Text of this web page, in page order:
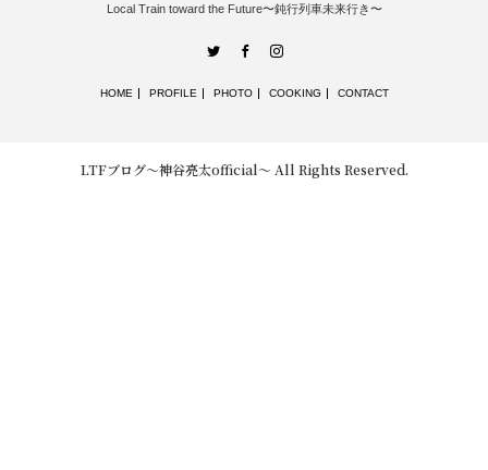
Local Train toward the Future〜鈍行列車未来行き〜
TwitterFacebook
HOME PROFILE PHOTO COOKING CONTACT
LTFブログ〜神谷亮太official〜 All Rights Reserved.